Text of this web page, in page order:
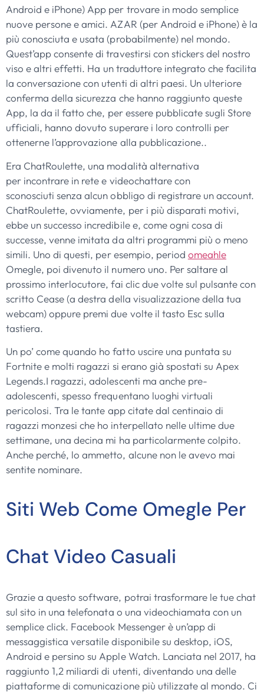
Android e iPhone) App per trovare in modo semplice
nuove persone e amici. AZAR (per Android e iPhone) è la
più conosciuta e usata (probabilmente) nel mondo.
Quest’app consente di travestirsi con stickers del nostro
viso e altri effetti. Ha un traduttore integrato che facilita
la conversazione con utenti di altri paesi. Un ulteriore
conferma della sicurezza che hanno raggiunto queste
App, la da il fatto che, per essere pubblicate sugli Store
ufficiali, hanno dovuto superare i loro controlli per
ottenerne l’approvazione alla pubblicazione..
Era ChatRoulette, una modalità alternativa
per incontrare in rete e videochattare con
sconosciuti senza alcun obbligo di registrare un account.
ChatRoulette, ovviamente, per i più disparati motivi,
ebbe un successo incredibile e, come ogni cosa di
successe, venne imitata da altri programmi più o meno
simili. Uno di questi, per esempio, period omeahle
Omegle, poi divenuto il numero uno. Per saltare al
prossimo interlocutore, fai clic due volte sul pulsante con
scritto Cease (a destra della visualizzazione della tua
webcam) oppure premi due volte il tasto Esc sulla
tastiera.
Un po’ come quando ho fatto uscire una puntata su
Fortnite e molti ragazzi si erano già spostati su Apex
Legends.I ragazzi, adolescenti ma anche pre-
adolescenti, spesso frequentano luoghi virtuali
pericolosi. Tra le tante app citate dal centinaio di
ragazzi monzesi che ho interpellato nelle ultime due
settimane, una decina mi ha particolarmente colpito.
Anche perché, lo ammetto, alcune non le avevo mai
sentite nominare.
Siti Web Come Omegle Per
Chat Video Casuali
Grazie a questo software, potrai trasformare le tue chat
sul sito in una telefonata o una videochiamata con un
semplice click. Facebook Messenger è un’app di
messaggistica versatile disponibile su desktop, iOS,
Android e persino su Apple Watch. Lanciata nel 2017, ha
raggiunto 1,2 miliardi di utenti, diventando una delle
piattaforme di comunicazione più utilizzate al mondo. Ci